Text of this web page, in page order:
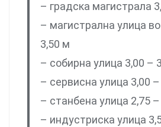
– градска магистрала
– магистрална улица
3,50 м
– собирна улица 3,00 –
– сервисна улица 3,00
– станбена улица 2,75
– индустриска улица